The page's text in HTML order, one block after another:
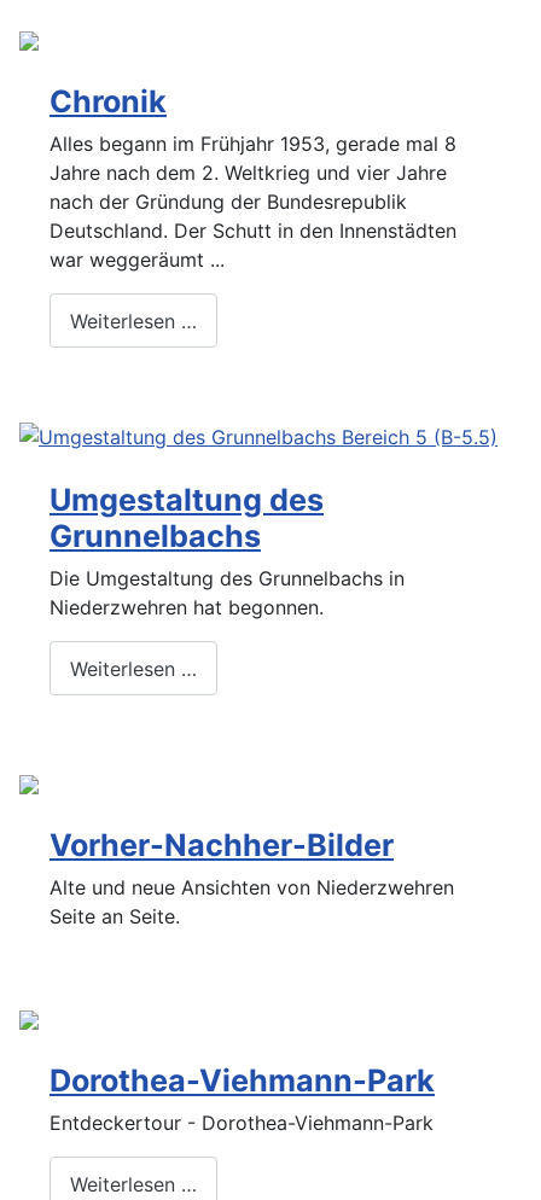
Chronik
Alles begann im Frühjahr 1953, gerade mal 8
Jahre nach dem 2. Weltkrieg und vier Jahre
nach der Gründung der Bundesrepublik
Deutschland. Der Schutt in den Innenstädten
war weggeräumt ...
Weiterlesen …
Umgestaltung des
Grunnelbachs
Die Umgestaltung des Grunnelbachs in
Niederzwehren hat begonnen.
Weiterlesen …
Vorher-Nachher-Bilder
Alte und neue Ansichten von Niederzwehren
Seite an Seite.
Dorothea-Viehmann-Park
Entdeckertour - Dorothea-Viehmann-Park
Weiterlesen …